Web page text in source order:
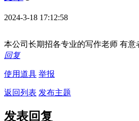
2024-3-18 17:12:58
本公司长期招各专业的写作老师 有意
回复
使用道具 举报
返回列表 发布主题
发表回复